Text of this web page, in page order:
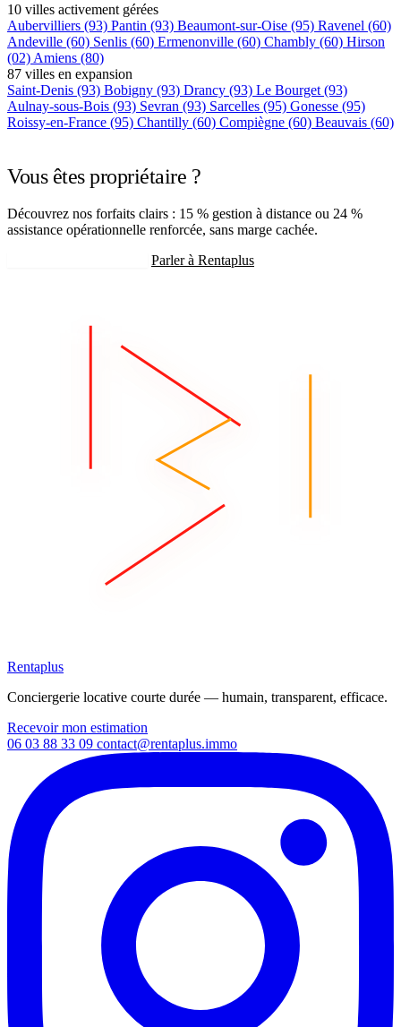
10 villes activement gérées
Aubervilliers (93) Pantin (93) Beaumont-sur-Oise (95) Ravenel (60)
Andeville (60) Senlis (60) Ermenonville (60) Chambly (60) Hirson
(02) Amiens (80)
87 villes en expansion
Saint-Denis (93) Bobigny (93) Drancy (93) Le Bourget (93)
Aulnay-sous-Bois (93) Sevran (93) Sarcelles (95) Gonesse (95)
Roissy-en-France (95) Chantilly (60) Compiègne (60) Beauvais (60)
Vous êtes propriétaire ?
Découvrez nos forfaits clairs : 15 % gestion à distance ou 24 %
assistance opérationnelle renforcée, sans marge cachée.
Parler à Rentaplus
Rentaplus
Conciergerie locative courte durée — humain, transparent, efficace.
Recevoir mon estimation
06 03 88 33 09 contact@rentaplus.immo